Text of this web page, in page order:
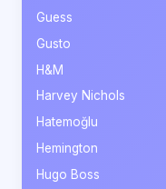
Guess
Gusto
H&M
Harvey Nichols
Hatemoğlu
Hemington
Hugo Boss